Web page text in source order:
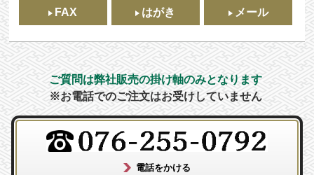
FAX
はがき メール
ご質問は弊社販売の掛け軸のみとなります
※お電話でのご注文はお受けしていません